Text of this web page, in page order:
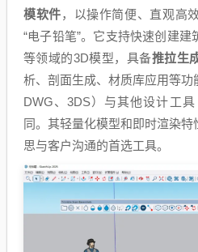
模软件，以操作简便、直观高
“电子铅笔”。它支持快速创建
等领域的3D模型，具备推拉生
析、剖面生成、材质库应用等
DWG、3DS）与其他设计工
同。其轻量化模型和即时渲染
思与客户沟通的首选工具。